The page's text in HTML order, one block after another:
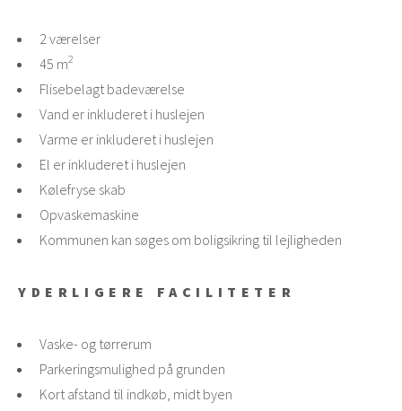
2 værelser
45 m2
Flisebelagt badeværelse
Vand er inkluderet i huslejen
Varme er inkluderet i huslejen
El er inkluderet i huslejen
Kølefryse skab
Opvaskemaskine
Kommunen kan søges om boligsikring til lejligheden
YDERLIGERE FACILITETER
Vaske- og tørrerum
Parkeringsmulighed på grunden
Kort afstand til indkøb, midt byen